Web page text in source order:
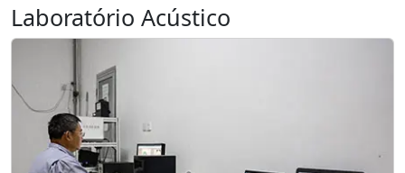
Laboratório Acústico